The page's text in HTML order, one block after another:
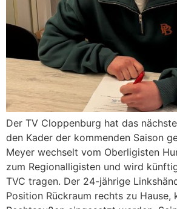
Der TV Cloppenburg hat das
den Kader der kommenden Saison
Meyer wechselt vom Oberligisten
zum Regionalligisten und wird
TVC tragen. Der 24-jährige
Position Rückraum rechts zu Hause,